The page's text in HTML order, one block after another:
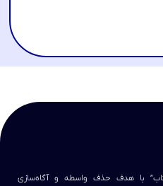
با هدف حذف واسطه و آگاه‌سازی